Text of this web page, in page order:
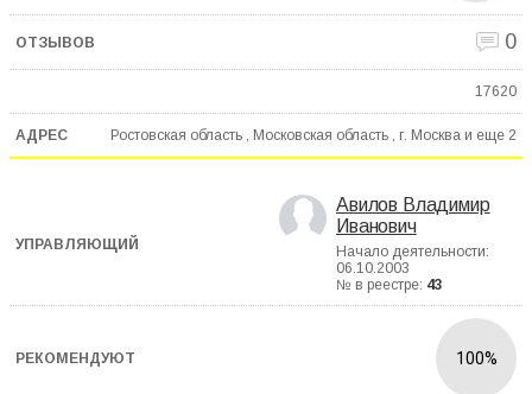
0
17620
Ростовская область , Московская область , г. Москва и еще 2
Авилов Владимир
Иванович
Начало деятельности:
06.10.2003
№ в реестре: 43
100%